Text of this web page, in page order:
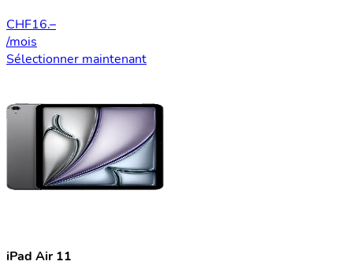
CHF16.–
/mois
Sélectionner maintenant
iPad Air 11